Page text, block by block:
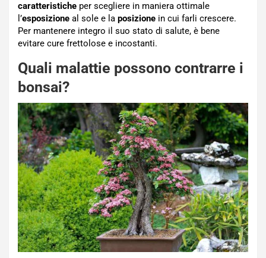
caratteristiche per scegliere in maniera ottimale
l’esposizione al sole e la posizione in cui farli crescere.
Per mantenere integro il suo stato di salute, è bene
evitare cure frettolose e incostanti.
Quali malattie possono contrarre i
bonsai?